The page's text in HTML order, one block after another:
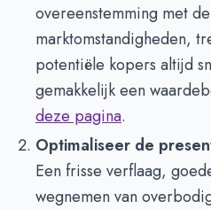
overeenstemming met
marktomstandigheden,
potentiële kopers altijd
gemakkelijk een
deze pagina.
Optimaliseer de
Een frisse verflaag,
wegnemen van